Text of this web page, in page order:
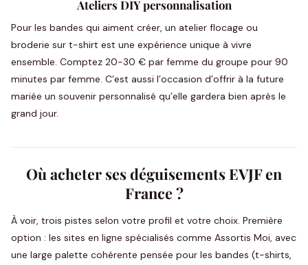
Ateliers DIY personnalisation
Pour les bandes qui aiment créer, un atelier flocage ou
broderie sur t-shirt est une expérience unique à vivre
ensemble. Comptez 20-30 € par femme du groupe pour 90
minutes par femme. C’est aussi l’occasion d’offrir à la future
mariée un souvenir personnalisé qu’elle gardera bien après le
grand jour.
Où acheter ses déguisements EVJF en
France ?
À voir, trois pistes selon votre profil et votre choix. Première
option : les sites en ligne spécialisés comme Assortis Moi, avec
une large palette cohérente pensée pour les bandes (t-shirts,